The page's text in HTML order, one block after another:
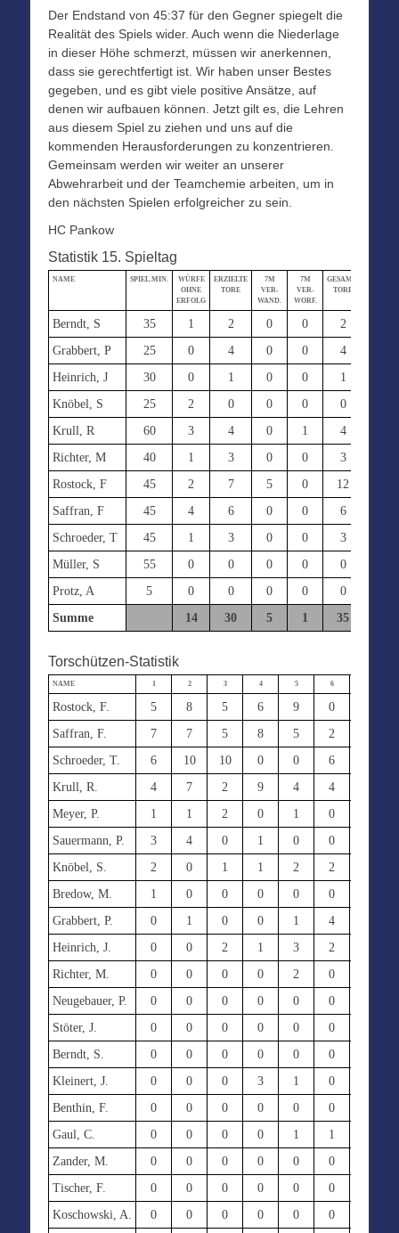
Der Endstand von 45:37 für den Gegner spiegelt die
Realität des Spiels wider. Auch wenn die Niederlage
in dieser Höhe schmerzt, müssen wir anerkennen,
dass sie gerechtfertigt ist. Wir haben unser Bestes
gegeben, und es gibt viele positive Ansätze, auf
denen wir aufbauen können. Jetzt gilt es, die Lehren
aus diesem Spiel zu ziehen und uns auf die
kommenden Herausforderungen zu konzentrieren.
Gemeinsam werden wir weiter an unserer
Abwehrarbeit und der Teamchemie arbeiten, um in
den nächsten Spielen erfolgreicher zu sein.
HC Pankow
Statistik 15. Spieltag
NAME SPIEL.MIN.
WÜRFE
OHNE
ERFOLG
ERZIELTE
TORE
7M
VER-
WAND.
7M
VER-
WORF.
GESAMT-
TORE
Berndt, S 35 1 2 0 0 2
Grabbert, P
25 0 4 0 0 4
Heinrich, J
30 0 1 0 0 1
Knöbel, S
25 2 0 0 0 0
Krull, R
60 3 4 0 1 4
Richter, M
40 1 3 0 0 3
Rostock, F
45 2 7 5 0 12
Saffran, F
45 4 6 0 0 6
Schroeder, T
45 1 3 0 0 3
Müller, S
55 0 0 0 0 0
Protz, A
5 0 0 0 0 0
Summe
14 30 5 1 35
Torschützen-Statistik
NAME 1 2 3 4 5 6
Rostock, F. 5 8 5 6 9 0
Saffran, F.
7 7 5 8 5 2
Schroeder, T.
6 10 10 0 0 6
Krull, R.
4 7 2 9 4 4
Meyer, P.
1 1 2 0 1 0
Sauermann, P.
3 4 0 1 0 0
Knöbel, S.
2 0 1 1 2 2
Bredow, M.
1 0 0 0 0 0
Grabbert, P.
0 1 0 0 1 4
Heinrich, J.
0 0 2 1 3 2
Richter, M.
0 0 0 0 2 0
Neugebauer, P.
0 0 0 0 0 0
Stöter, J.
0 0 0 0 0 0
Berndt, S.
0 0 0 0 0 0
Kleinert, J.
0 0 0 3 1 0
Benthin, F.
0 0 0 0 0 0
Gaul, C.
0 0 0 0 1 1
Zander, M.
0 0 0 0 0 0
Tischer, F.
0 0 0 0 0 0
Koschowski, A.
0 0 0 0 0 0